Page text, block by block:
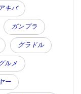
アキバ
ガンプラ
グラドル
ルメ
ー